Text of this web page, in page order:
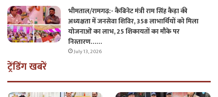
भीमताल/रामगढ़:- कैबिनेट मंत्री राम सिंह कैड़ा की
अध्यक्षता में जनसेवा शिविर, 358 लाभार्थियों को मिला
योजनाओं का लाभ, 25 शिकायतों का मौके पर
निस्तारण……
July 13, 2026
ट्रेंडिंग खबरें